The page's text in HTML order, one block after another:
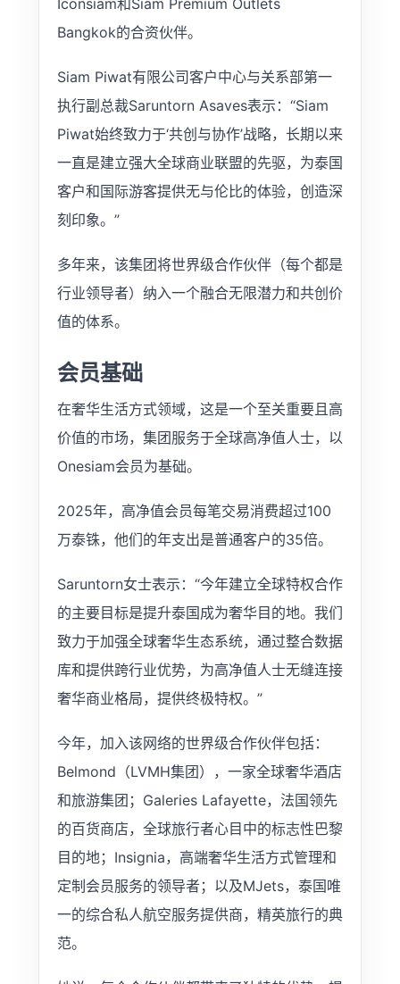
Bangkok的合资伙伴。
Siam Piwat有限公司客户中心与关系部第一
执行副总裁Saruntorn Asaves表示：“Siam
Piwat始终致力于‘共创与协作’战略，长期以来
一直是建立强大全球商业联盟的先驱，为泰国
客户和国际游客提供无与伦比的体验，创造深
刻印象。”
多年来，该集团将世界级合作伙伴（每个都是
行业领导者）纳入一个融合无限潜力和共创价
值的体系。
会员基础
在奢华生活方式领域，这是一个至关重要且高
价值的市场，集团服务于全球高净值人士，以
Onesiam会员为基础。
2025年，高净值会员每笔交易消费超过100
万泰铢，他们的年支出是普通客户的35倍。
Saruntorn女士表示：“今年建立全球特权合作
的主要目标是提升泰国成为奢华目的地。我们
致力于加强全球奢华生态系统，通过整合数据
库和提供跨行业优势，为高净值人士无缝连接
奢华商业格局，提供终极特权。”
今年，加入该网络的世界级合作伙伴包括：
Belmond（LVMH集团），一家全球奢华酒店
和旅游集团；Galeries Lafayette，法国领先
的百货商店，全球旅行者心目中的标志性巴黎
目的地；Insignia，高端奢华生活方式管理和
定制会员服务的领导者；以及MJets，泰国唯
一的综合私人航空服务提供商，精英旅行的典
范。